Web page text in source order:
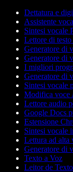
Dettatura e
Assistente
Sintesi vocale
Lettore di
Generatore di
Generatore di
I migliori
Generatore di
Sintesi vocale
Modifica voce
Lettore audio
Google Docs
Estensione
Sintesi vocale
Lettura ad alta
Generatore di
Texto a Voz
Leitor de Texto